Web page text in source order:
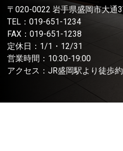
〒020-0022 岩手県盛岡市大通
TEL： 019-651-1234
FAX：019-651-1238
定休日：1/1・12/31
営業時間：10:30-19:00
アクセス：JR盛岡駅より徒歩